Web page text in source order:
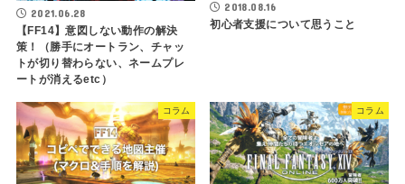
2021.06.28
【FF14】意図しない動作の解決
策！（勝手にオートラン、チャッ
トが切り替わらない、ネームプレ
ートが消えるetc）
2018.08.16
初心者支援について思うこと
コラム コラム